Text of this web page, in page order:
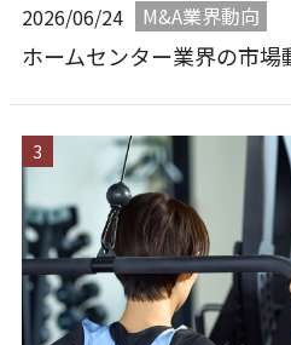
2026/06/24 M&A業界動向
ホームセンター業界の市場